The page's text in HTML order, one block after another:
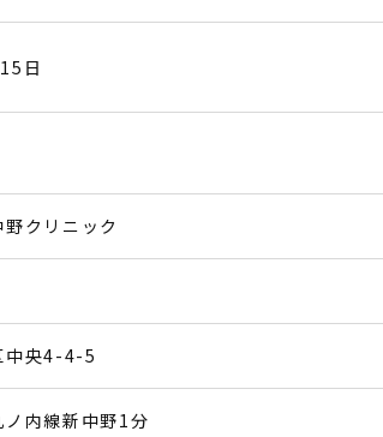
日
野クリニック
中央4-4-5
内線新中野1分